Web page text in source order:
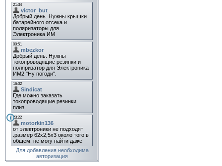
Для добавления необходима
авторизация